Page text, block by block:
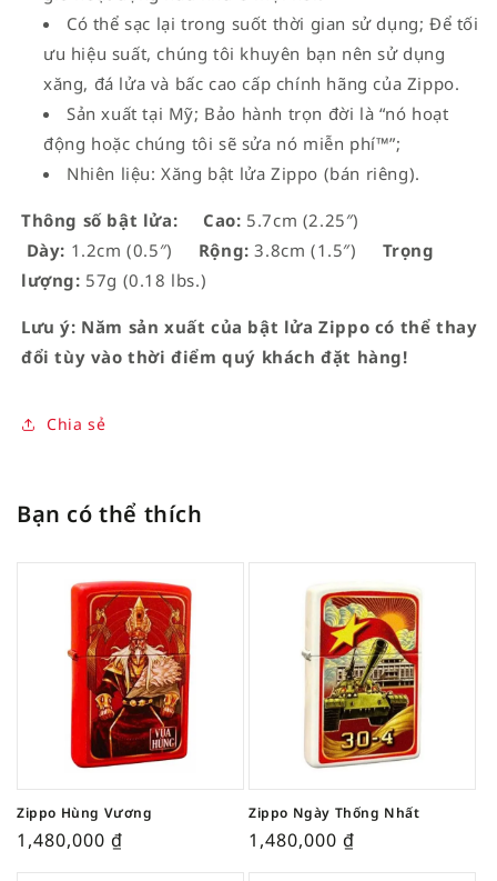
Có thể sạc lại trong suốt thời gian sử dụng; Để tối
ưu hiệu suất, chúng tôi khuyên bạn nên sử dụng
xăng, đá lửa và bấc cao cấp chính hãng của Zippo.
Sản xuất tại Mỹ; Bảo hành trọn đời là “nó hoạt
động hoặc chúng tôi sẽ sửa nó miễn phí™”;
Nhiên liệu: Xăng bật lửa Zippo (bán riêng).
Thông số bật lửa: Cao: 5.7cm (2.25″)
Dày: 1.2cm (0.5″) Rộng: 3.8cm (1.5″)
Trọng
lượng: 57g (0.18 lbs.)
Lưu ý: Năm sản xuất của bật lửa Zippo có thể thay
đổi tùy vào thời điểm quý khách đặt hàng!
Chia sẻ
Bạn có thể thích
Zippo Hùng Vương
1,480,000 ₫
Zippo Ngày Thống Nhất
1,480,000 ₫